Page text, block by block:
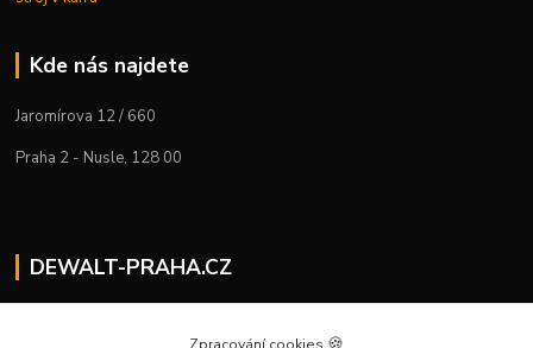
Kde nás najdete
Jaromírova 12 / 660
Praha 2 - Nusle, 128 00
DEWALT-PRAHA.CZ
+420 224 936 535